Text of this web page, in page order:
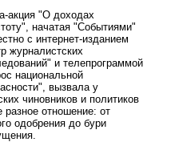
акция "О доходах
начатая "Событиями"
с интернет-изданием
журналистских
и телепрограммой
национальной
вызвала у
чиновников и политиков
разное отношение: от
одобрения до бури